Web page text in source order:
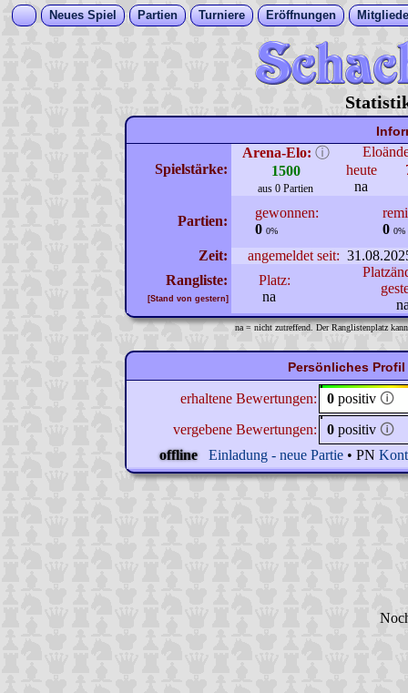
Neues Spiel Partien Turniere Eröffnungen
Spielstärke:
Arena-Elo: ⓘ
1500
aus 0 Partien
heute
na
Partien:
gewonnen:
0 0%
0 0%
Zeit: angemeldet seit:
Rangliste:
[Stand von gestern]
Platz:
na
na = nicht zutreffend. Der Ranglistenplatz
Persönliches
erhaltene Bewertungen: 0 positiv 🛈
vergebene Bewertungen:
0 positiv 🛈
offline
Einladung - neue Partie • PN